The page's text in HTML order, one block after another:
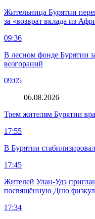
Жительница Бурятии
за «возврат вклада из
09:36
В лесном фонде Бурятии
возгораний
09:05
06.08.2026
Трем жителям Бурятии
17:55
В Бурятии
17:45
Жителей Улан-Удэ
посвящённую Дню
17:34